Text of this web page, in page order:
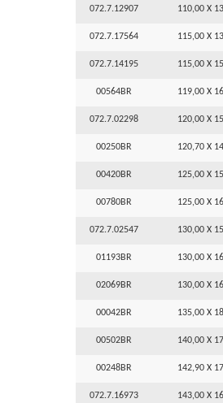
072.7.12907 110,00 X
072.7.17564 115,00 X
072.7.14195 115,00 X
00564BR 119,00 X
072.7.02298 120,00 X
00250BR 120,70 X
00420BR 125,00 X
00780BR 125,00 X
072.7.02547 130,00 X
01193BR 130,00 X
02069BR 130,00 X
00042BR 135,00 X
00502BR 140,00 X
00248BR 142,90 X
072.7.16973 143,00 X